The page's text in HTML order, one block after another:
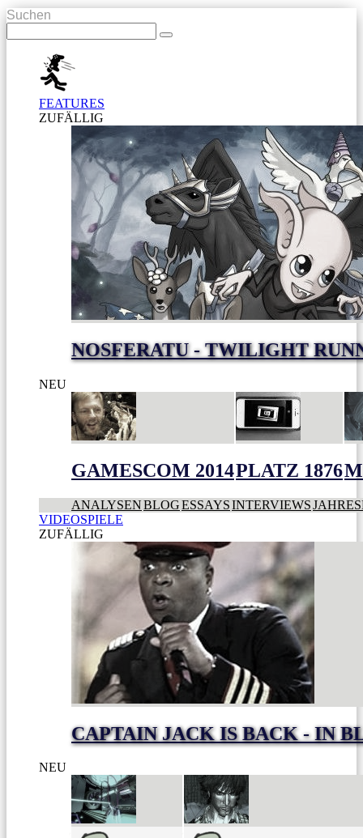
Suchen
FEATURES
ZUFÄLLIG
NOSFERATU - TWILIGHT
NEU
GAMESCOM 2014PLATZ 1876
ANALYSENBLOGESSAYSINTERVIEWS
VIDEOSPIELE
ZUFÄLLIG
CAPTAIN JACK IS BACK - IN
NEU